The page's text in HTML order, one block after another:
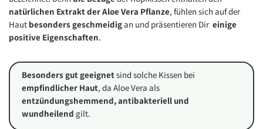
natürlichen Extrakt der Aloe Vera Pflanze, fühlen sich auf der
Haut besonders geschmeidigan und präsentieren Dir einige
positive Eigenschaften.
Besonders gut geeignetsind solche Kissen bei
empfindlicher Haut, da Aloe Vera als
entzündungshemmend, antibakteriell und
wundheilend gilt.